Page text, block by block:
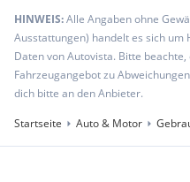
Doppeltonhorn
8 Lautsprecher (passiv)
Abgasendrohre
Audi connect Notruf &
Audi pre sense city
Gepäckraumklappe
Gurtanlegekontrolle
HINWEIS:Alle Angaben ohne
Ausstattungen) handelt es sich
Daten von Autovista. Bitte
Fahrzeugangebot zu
dich bitte an den Anbieter.
Startseite
Auto & Motor